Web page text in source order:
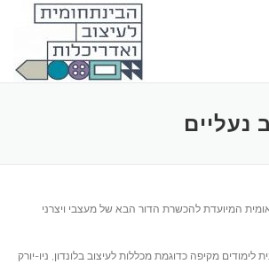
נעליים
המיועדת להכשרת הדור הבא של מעצבי ויצרני
לימודים מקיפה כדוגמת מכללות לעיצוב בלונדון, ניו-יורק